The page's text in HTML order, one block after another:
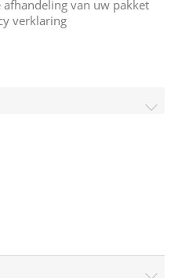
van uw pakket
verklaring